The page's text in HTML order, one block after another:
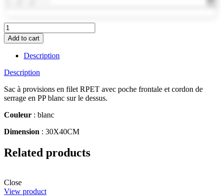
MO9880-
06
quantity
Add to cart
Description
Description
Sac à provisions en filet RPET avec poche frontale et cordon de
serrage en PP blanc sur le dessus.
Couleur : blanc
Dimension : 30X40CM
Related products
Close
View product